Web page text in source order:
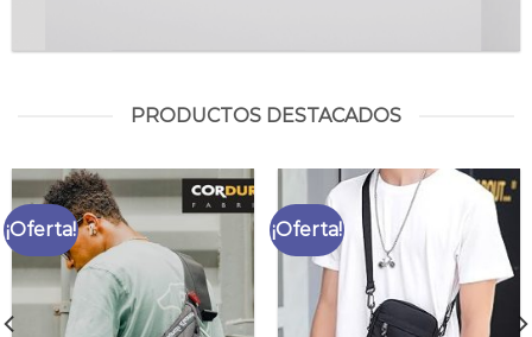
PRODUCTOS DESTACADOS
¡Oferta! ¡Oferta!